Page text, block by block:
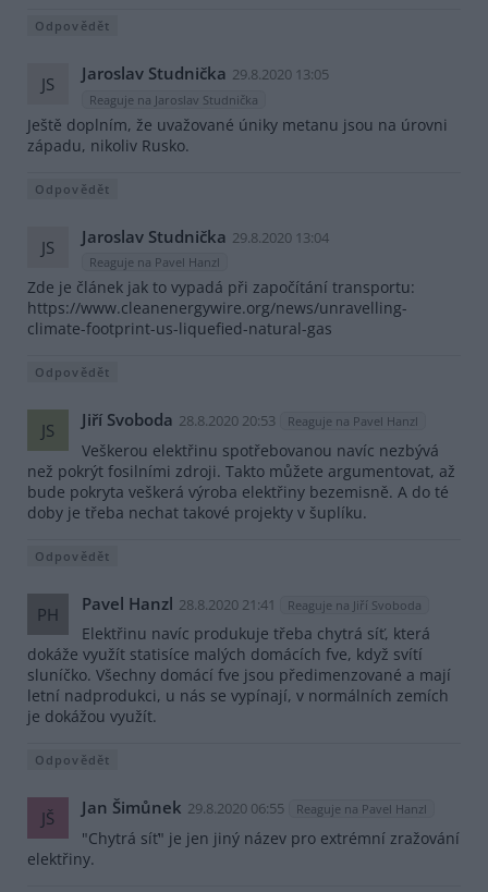
Odpovědět
JS Jaroslav Studnička 29.8.2020 13:05
Reaguje na Jaroslav Studnička
Ještě doplním, že uvažované úniky metanu jsou na úrovni
západu, nikoliv Rusko.
Odpovědět
JS Jaroslav Studnička 29.8.2020 13:04
Reaguje na Pavel Hanzl
Zde je článek jak to vypadá při započítání transportu:
https://www.cleanenergywire.org/news/unravelling-
climate-footprint-us-liquefied-natural-gas
Odpovědět
JS Jiří Svoboda 28.8.2020 20:53 Reaguje na Pavel Hanzl
Veškerou elektřinu spotřebovanou navíc nezbývá
než pokrýt fosilními zdroji. Takto můžete argumentovat, až
bude pokryta veškerá výroba elektřiny bezemisně. A do té
doby je třeba nechat takové projekty v šuplíku.
Odpovědět
PH Pavel Hanzl 28.8.2020 21:41 Reaguje na Jiří Svoboda
Elektřinu navíc produkuje třeba chytrá síť, která
dokáže využít statisíce malých domácích fve, když svítí
sluníčko. Všechny domácí fve jsou předimenzované a mají
letní nadprodukci, u nás se vypínají, v normálních zemích
je dokážou využít.
Odpovědět
JŠ Jan Šimůnek 29.8.2020 06:55 Reaguje na Pavel Hanzl
"Chytrá síť" je jen jiný název pro extrémní zražování
elektřiny.